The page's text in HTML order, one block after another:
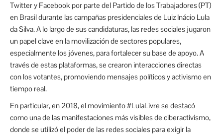
Twitter y Facebook por parte del Partido de los Trabajadores (PT)
en Brasil durante las campañas presidenciales de Luiz Inácio Lula
da Silva. A lo largo de sus candidaturas, las redes sociales jugaron
un papel clave en la movilización de sectores populares,
especialmente los jóvenes, para fortalecer su base de apoyo. A
través de estas plataformas, se crearon interacciones directas
con los votantes, promoviendo mensajes políticos y activismo en
tiempo real.
En particular, en 2018, el movimiento #LulaLivre se destacó
como una de las manifestaciones más visibles de ciberactivismo,
donde se utilizó el poder de las redes sociales para exigir la